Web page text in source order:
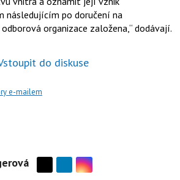
následujícím po doručení na
organizace založena, dodávají.
do diskuse
e-mailem
Sdílejte